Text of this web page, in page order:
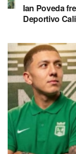
Ian Poveda
Deportivo